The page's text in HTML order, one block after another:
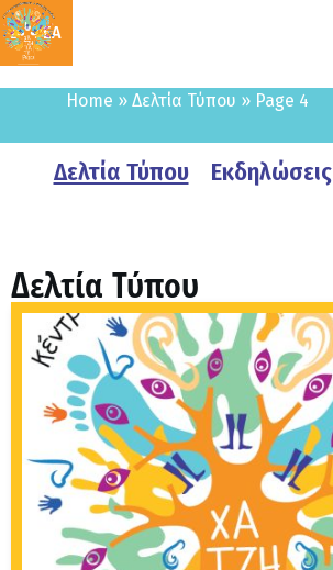
ΔΩΡΕΑ
Home » Δελτία Τύπου » Page 4
Δελτία Τύπου Εκδηλώσεις
Δελτία Τύπου